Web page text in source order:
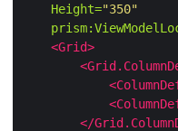
Height="350"
<Grid>
</